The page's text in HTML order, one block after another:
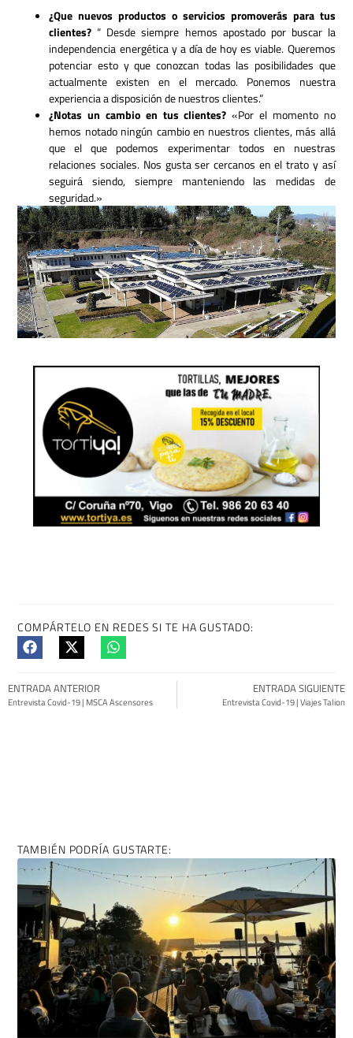
¿Que nuevos productos o servicios promoverás para tus
clientes?“ Desde siempre hemos apostado por buscar la
independencia energética y a día de hoy es viable. Queremos
potenciar esto y que conozcan todas las posibilidades que
actualmente existen en el mercado. Ponemos nuestra
experiencia a disposición de nuestros clientes.”
¿Notas un cambio en tus clientes?«Por el momento no
hemos notado ningún cambio en nuestros clientes, más allá
que el que podemos experimentar todos en nuestras
relaciones sociales. Nos gusta ser cercanos en el trato y así
seguirá siendo, siempre manteniendo las medidas de
seguridad.»
COMPÁRTELO EN REDES SI TE HA GUSTADO:
ENTRADA ANTERIOR
Entrevista Covid-19 | MSCA Ascensores
ENTRADA SIGUIENTE
Entrevista Covid-19 | Viajes Talion
TAMBIÉN PODRÍA GUSTARTE: